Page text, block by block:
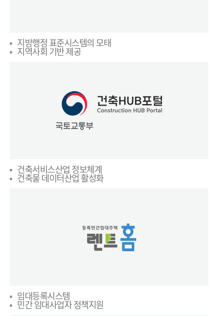
지방행정 표준시스템의 모태
지역사회 기반 제공
건축서비스산업 정보체계
건축물 데이터산업 활성화
임대등록시스템
민간 임대사업자 정책지원